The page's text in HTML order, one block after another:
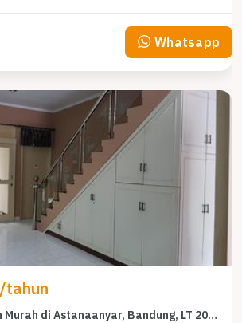
Whatsapp
tahun
Disewakan Rumah Murah di Astanaanyar, Bandung, LT 200m²